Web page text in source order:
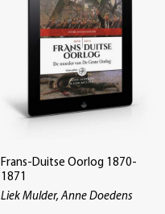
Frans-Duitse Oorlog 1870-
1871
Liek Mulder, Anne Doedens